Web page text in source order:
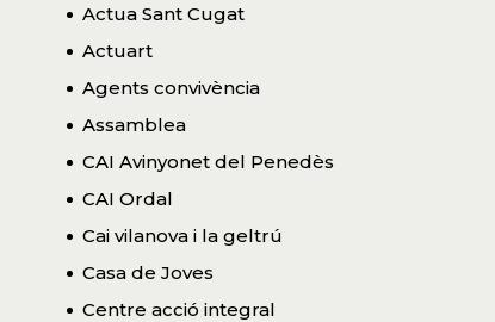
Actua Sant Cugat
Actuart
Agents convivència
Assamblea
CAI Avinyonet del Penedès
CAI Ordal
Cai vilanova i la geltrú
Casa de Joves
Centre acció integral